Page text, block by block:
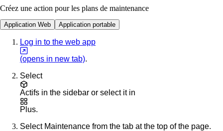
Créez une action pour les plans de maintenance
Application Web Application portable
Log in to the web app
(opens in new tab).
Select
Actifs in the sidebar or select it in
Plus.
Select Maintenance from the tab at the top of the page.